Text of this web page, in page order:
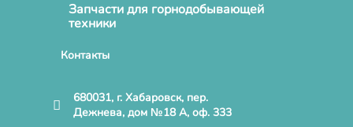
Запчасти для горнодобывающей
техники
Контакты
680031, г. Хабаровск, пер.
Дежнева, дом №18 А, оф. 333